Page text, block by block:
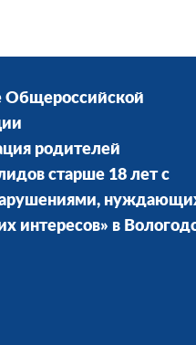
Общероссийской
родителей
старше 18 лет с
интересов» в